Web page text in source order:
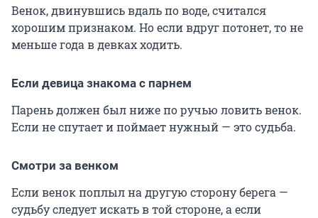
Венок, двинувшись вдаль по воде, считался
хорошим признаком. Но если вдруг потонет, то не
меньше года в девках ходить.
Если девица знакома с парнем
Парень должен был ниже по ручью ловить венок.
Если не спутает и поймает нужный — это судьба.
Смотри за венком
Если венок поплыл на другую сторону берега —
судьбу следует искать в той стороне, а если